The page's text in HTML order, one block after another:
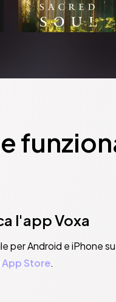
l'app Voxa
per Android e iPhone su
App Store.